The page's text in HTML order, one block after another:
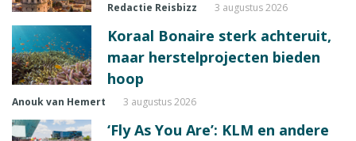
Redactie Reisbizz 3 augustus 2026
Koraal Bonaire sterk achteruit,
maar herstelprojecten bieden
hoop
Anouk van Hemert 3 augustus 2026
‘Fly As You Are’: KLM en andere